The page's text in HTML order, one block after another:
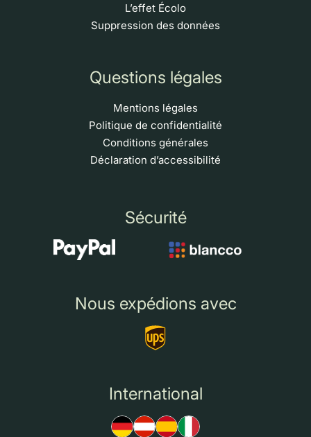
L’effet Écolo
Suppression des données
Questions légales
Mentions légales
Politique de confidentialité
Conditions générales
Déclaration d’accessibilité
Sécurité
Nous expédions avec
International